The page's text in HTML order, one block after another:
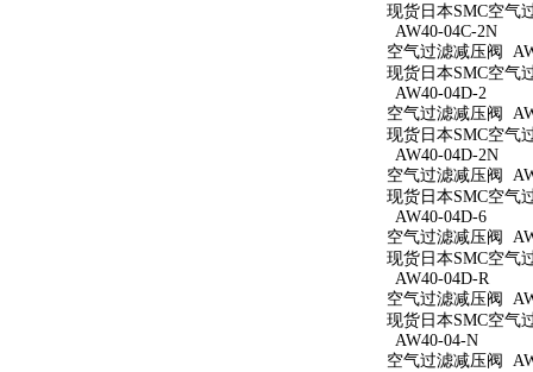
现货日本SMC空气
AW40-04C-2N
空气过滤减压阀
现货日本SMC空气
AW40-04D-2
空气过滤减压阀
现货日本SMC空气
AW40-04D-2N
空气过滤减压阀
现货日本SMC空气
AW40-04D-6
空气过滤减压阀
现货日本SMC空气
AW40-04D-R
空气过滤减压阀
现货日本SMC空气
AW40-04-N
空气过滤减压阀